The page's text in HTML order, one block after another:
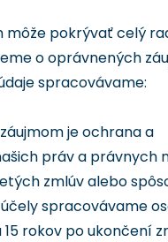
môže pokrývať celý
o oprávnených
spracovávame:
je ochrana a
práv a právnych
zmlúv alebo
spracovávame
rokov po ukončení